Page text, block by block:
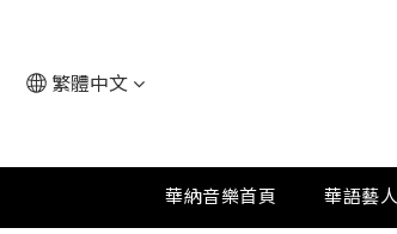
繁體中文
華納音樂首頁 華語藝人